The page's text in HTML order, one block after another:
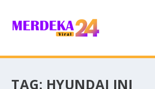
TAG: HYUNDAI INI